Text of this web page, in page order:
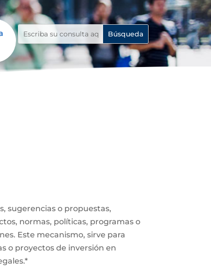
sugerencias o propuestas,
normas, políticas, programas o
Este mecanismo, sirve para
o proyectos de inversión en